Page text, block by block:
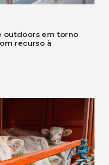
outdoors em torno
recurso à